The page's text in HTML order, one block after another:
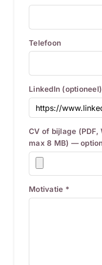
Telefoon
LinkedIn (optioneel)
CV of bijlage
max 8 MB) —
Motivatie *